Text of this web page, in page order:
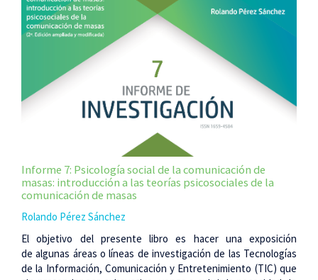
Informe 7: Psicología social de la comunicación de
masas: introducción a las teorías psicosociales de la
comunicación de masas
Rolando Pérez Sánchez
El objetivo del presente libro es hacer una exposición
de algunas áreas o líneas de investigación de las Tecnologías
de la Información, Comunicación y Entretenimiento (TIC) que